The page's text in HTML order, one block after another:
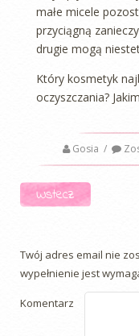
małe micele
przyciągną
drugie mogą
Który kosmetyk
oczyszczania?
Gosia /
Nawigacja
Wstecz
Twój adres email nie
wypełnienie jest
Komentarz